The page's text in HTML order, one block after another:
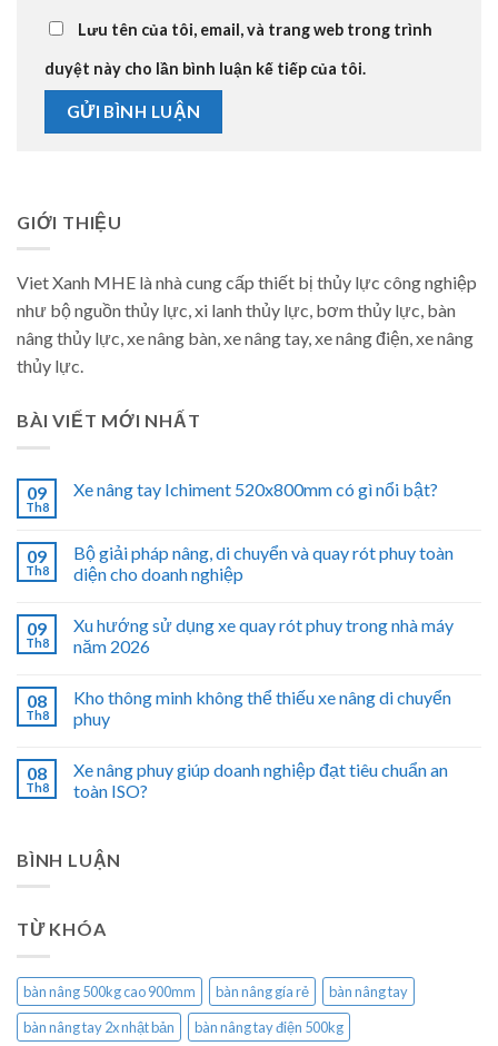
Lưu tên của tôi, email, và trang web trong trình
duyệt này cho lần bình luận kế tiếp của tôi.
GIỚI THIỆU
Viet Xanh MHE là nhà cung cấp thiết bị thủy lực công nghiệp
như bộ nguồn thủy lực, xi lanh thủy lực, bơm thủy lực, bàn
nâng thủy lực, xe nâng bàn, xe nâng tay, xe nâng điện, xe nâng
thủy lực.
BÀI VIẾT MỚI NHẤT
09
Th8
Xe nâng tay Ichiment 520x800mm có gì nổi bật?
09
Th8
Bộ giải pháp nâng, di chuyển và quay rót phuy toàn
diện cho doanh nghiệp
09
Th8
Xu hướng sử dụng xe quay rót phuy trong nhà máy
năm 2026
08
Th8
Kho thông minh không thể thiếu xe nâng di chuyển
phuy
08
Th8
Xe nâng phuy giúp doanh nghiệp đạt tiêu chuẩn an
toàn ISO?
BÌNH LUẬN
TỪ KHÓA
bàn nâng 500kg cao 900mm bàn nâng gía rẻ
bàn nâng tay
bàn nâng tay 2x nhật bản
bàn nâng tay điện 500kg